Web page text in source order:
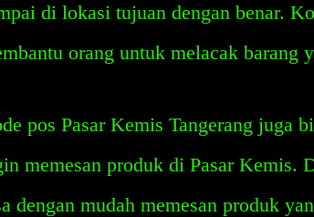
di lokasi tujuan dengan benar.
orang untuk melacak barang
pos Pasar Kemis Tangerang juga
memesan produk di Pasar Kemis.
dengan mudah memesan produk